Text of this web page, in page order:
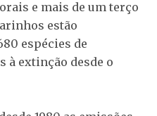
e mais de um terço
estão
espécies de
à extinção desde o